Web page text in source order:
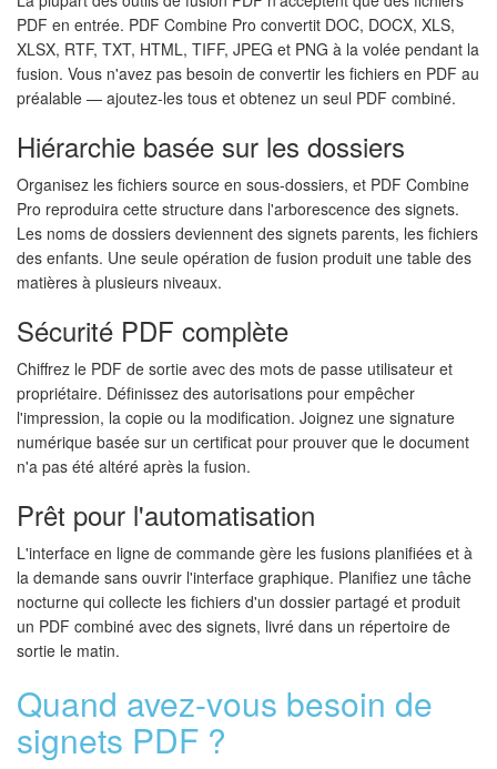
PDF en entrée. PDF Combine Pro convertit DOC, DOCX, XLS,
XLSX, RTF, TXT, HTML, TIFF, JPEG et PNG à la volée pendant la
fusion. Vous n'avez pas besoin de convertir les fichiers en PDF au
préalable — ajoutez-les tous et obtenez un seul PDF combiné.
Hiérarchie basée sur les dossiers
Organisez les fichiers source en sous-dossiers, et PDF Combine
Pro reproduira cette structure dans l'arborescence des signets.
Les noms de dossiers deviennent des signets parents, les fichiers
des enfants. Une seule opération de fusion produit une table des
matières à plusieurs niveaux.
Sécurité PDF complète
Chiffrez le PDF de sortie avec des mots de passe utilisateur et
propriétaire. Définissez des autorisations pour empêcher
l'impression, la copie ou la modification. Joignez une signature
numérique basée sur un certificat pour prouver que le document
n'a pas été altéré après la fusion.
Prêt pour l'automatisation
L'interface en ligne de commande gère les fusions planifiées et à
la demande sans ouvrir l'interface graphique. Planifiez une tâche
nocturne qui collecte les fichiers d'un dossier partagé et produit
un PDF combiné avec des signets, livré dans un répertoire de
sortie le matin.
Quand avez-vous besoin de
signets PDF ?